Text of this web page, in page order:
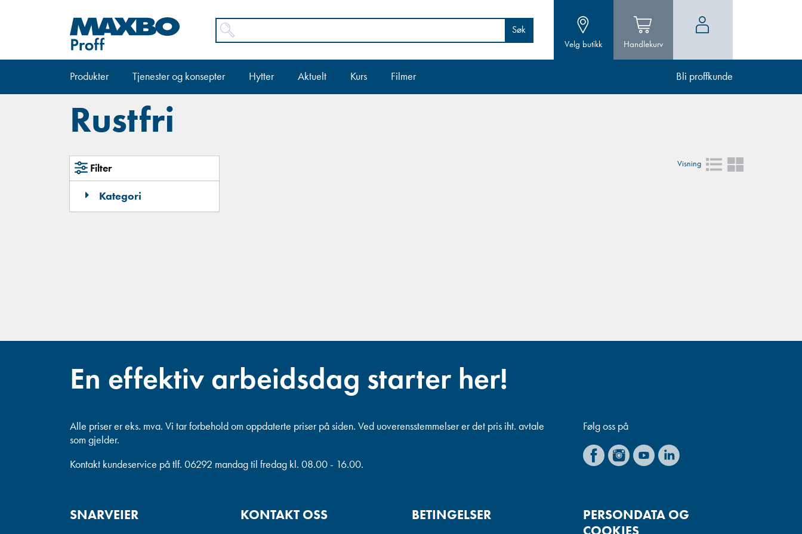
Søk
Velg butikk Handlekurv
Produkter Tjenester og konsepter Hytter Aktuelt Kurs Filmer Bli proffkunde
Rustfri
Filter
Kategori
Visning
En effektiv arbeidsdag starter her!
Alle priser er eks. mva. Vi tar forbehold om oppdaterte priser på siden. Ved uoverensstemmelser er det pris iht. avtale
som gjelder.
Kontakt kundeservice på tlf. 06292 mandag til fredag kl. 08.00 - 16.00.
Følg oss på
SNARVEIER KONTAKT OSS BETINGELSER
PERSONDATA OG